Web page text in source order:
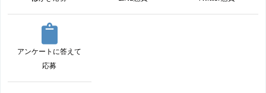
アンケートに答えて
応募